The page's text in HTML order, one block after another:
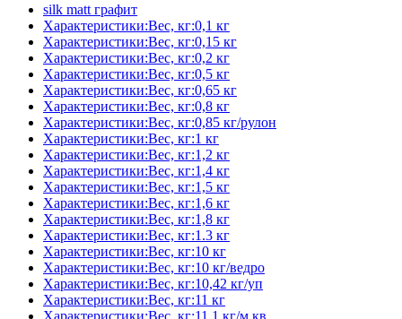
silk matt графит
Характеристики:Вес, кг:0,1 кг
Характеристики:Вес, кг:0,15 кг
Характеристики:Вес, кг:0,2 кг
Характеристики:Вес, кг:0,5 кг
Характеристики:Вес, кг:0,65 кг
Характеристики:Вес, кг:0,8 кг
Характеристики:Вес, кг:0,85 кг/рулон
Характеристики:Вес, кг:1 кг
Характеристики:Вес, кг:1,2 кг
Характеристики:Вес, кг:1,4 кг
Характеристики:Вес, кг:1,5 кг
Характеристики:Вес, кг:1,6 кг
Характеристики:Вес, кг:1,8 кг
Характеристики:Вес, кг:1.3 кг
Характеристики:Вес, кг:10 кг
Характеристики:Вес, кг:10 кг/ведро
Характеристики:Вес, кг:10,42 кг/уп
Характеристики:Вес, кг:11 кг
Характеристики:Вес, кг:11,1 кг/м.кв.